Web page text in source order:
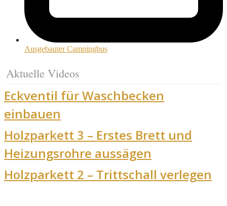
Ausgebauter Campingbus
Aktuelle Videos
Eckventil für Waschbecken
einbauen
Holzparkett 3 – Erstes Brett und
Heizungsrohre aussägen
Holzparkett 2 – Trittschall verlegen